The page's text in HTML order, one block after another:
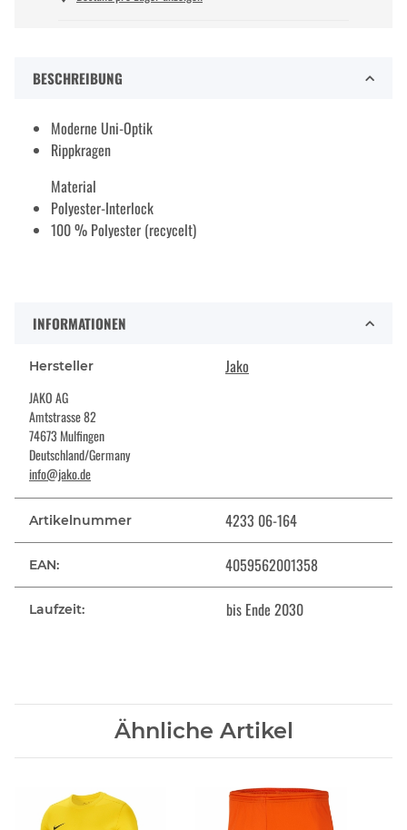
BESCHREIBUNG
Moderne Uni-Optik
Rippkragen
Material
Polyester-Interlock
100 % Polyester (recycelt)
INFORMATIONEN
Hersteller Jako
JAKO AG
Amtstrasse 82
74673 Mulfingen
Deutschland/Germany
info@jako.de
Artikelnummer 4233 06-164
EAN: 4059562001358
Laufzeit: bis Ende 2030
Ähnliche Artikel